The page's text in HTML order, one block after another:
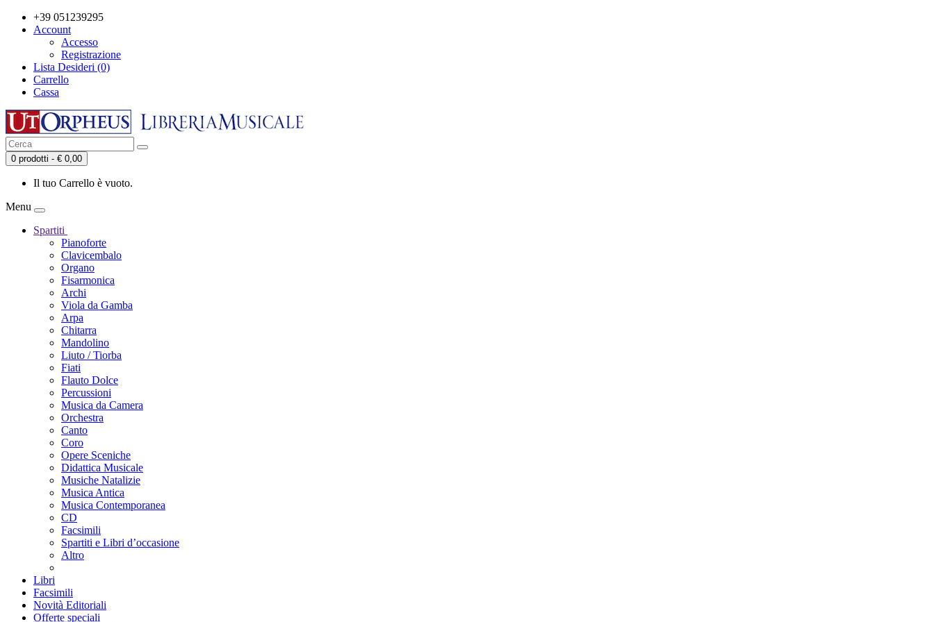
+39 051239295
Account
Accesso
Registrazione
Lista Desideri (0)
Carrello
Cassa
0 prodotti - € 0,00
Il tuo Carrello è vuoto.
Menu
Spartiti
Pianoforte
Clavicembalo
Organo
Fisarmonica
Archi
Viola da Gamba
Arpa
Chitarra
Mandolino
Liuto / Tiorba
Fiati
Flauto Dolce
Percussioni
Musica da Camera
Orchestra
Canto
Coro
Opere Sceniche
Didattica Musicale
Musiche Natalizie
Musica Antica
Musica Contemporanea
CD
Facsimili
Spartiti e Libri d’occasione
Altro
Libri
Facsimili
Novità Editoriali
Offerte speciali